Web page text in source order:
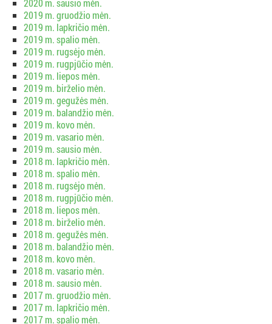
2020 m. sausio mėn.
2019 m. gruodžio mėn.
2019 m. lapkričio mėn.
2019 m. spalio mėn.
2019 m. rugsėjo mėn.
2019 m. rugpjūčio mėn.
2019 m. liepos mėn.
2019 m. birželio mėn.
2019 m. gegužės mėn.
2019 m. balandžio mėn.
2019 m. kovo mėn.
2019 m. vasario mėn.
2019 m. sausio mėn.
2018 m. lapkričio mėn.
2018 m. spalio mėn.
2018 m. rugsėjo mėn.
2018 m. rugpjūčio mėn.
2018 m. liepos mėn.
2018 m. birželio mėn.
2018 m. gegužės mėn.
2018 m. balandžio mėn.
2018 m. kovo mėn.
2018 m. vasario mėn.
2018 m. sausio mėn.
2017 m. gruodžio mėn.
2017 m. lapkričio mėn.
2017 m. spalio mėn.